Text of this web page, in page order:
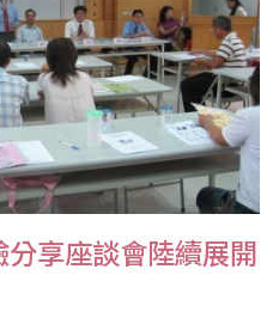
享座談會陸續展開